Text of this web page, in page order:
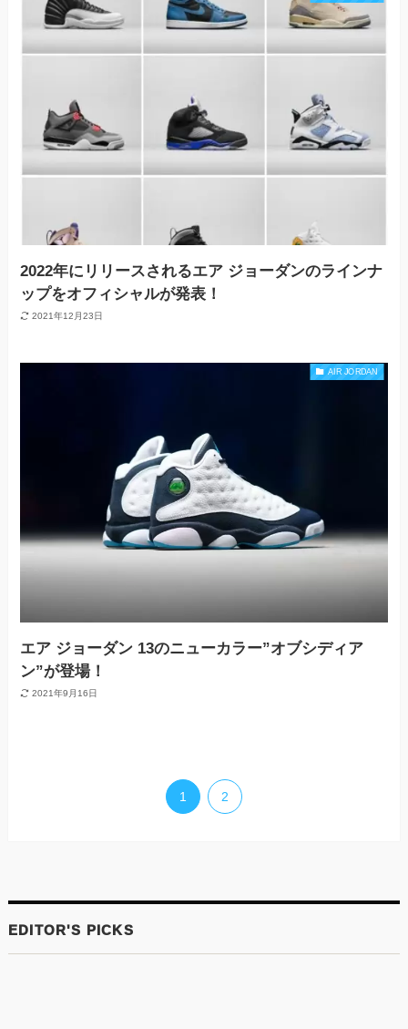
2022年にリリースされるエア ジョーダンのラインナ
ップをオフィシャルが発表！
2021年12月23日
AIR JORDAN
エア ジョーダン 13のニューカラー”オブシディア
ン”が登場！
2021年9月16日
1 2